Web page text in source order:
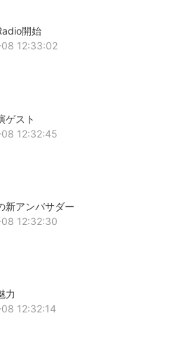
開始
12:33:02
ゲスト
12:32:45
新アンバサダー
12:32:30
力
12:32:14